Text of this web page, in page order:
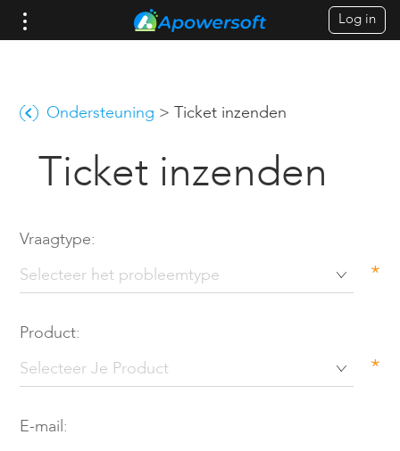
Log in
Ondersteuning > Ticket inzenden
Ticket inzenden
Vraagtype:
*
Product:
*
E-mail: